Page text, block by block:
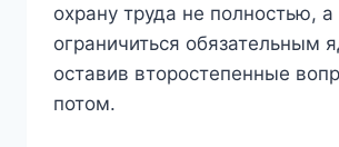
охрану труда не полностью, а
ограничиться обязательным
оставив второстепенные
потом.